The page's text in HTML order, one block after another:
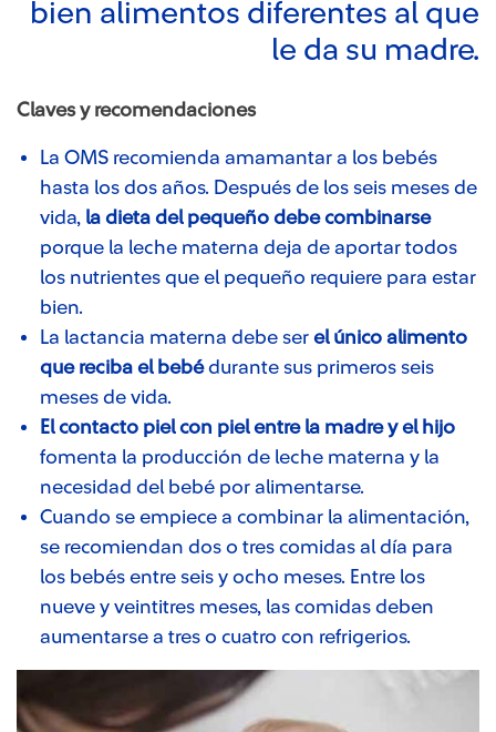
bien alimentos diferentes al que
le da su madre.
Claves y recomendaciones
La OMS recomienda amamantar a los bebés
hasta los dos años. Después de los seis meses de
vida, la dieta del pequeño debe combinarse
porque la leche materna deja de aportar todos
los nutrientes que el pequeño requiere para estar
bien.
La lactancia materna debe ser el único alimento
que reciba el bebédurante sus primeros seis
meses de vida.
El contacto piel con piel entre la madre y el hijo
fomenta la producción de leche materna y la
necesidad del bebé por alimentarse.
Cuando se empiece a combinar la alimentación,
se recomiendan dos o tres comidas al día para
los bebés entre seis y ocho meses. Entre los
nueve y veintitres meses, las comidas deben
aumentarse a tres o cuatro con refrigerios.